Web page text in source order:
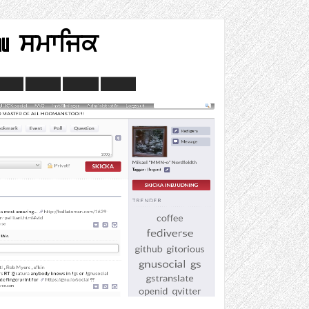
ਸਮਾਜਿਕ